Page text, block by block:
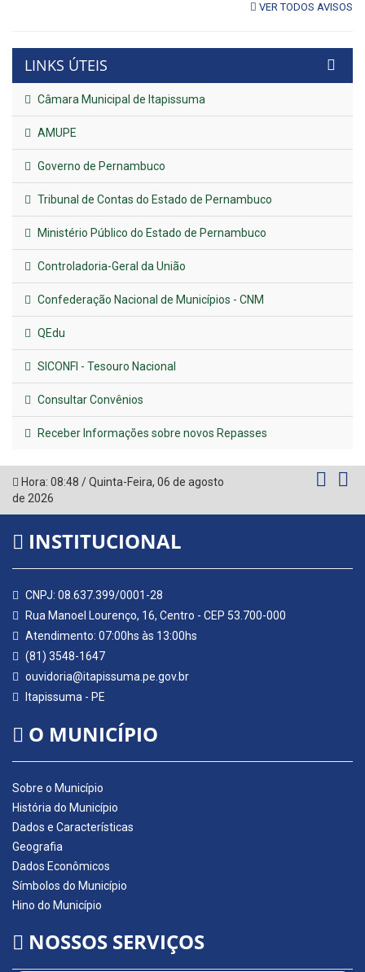
VER TODOS AVISOS
LINKS ÚTEIS
Câmara Municipal de Itapissuma
AMUPE
Governo de Pernambuco
Tribunal de Contas do Estado de Pernambuco
Ministério Público do Estado de Pernambuco
Controladoria-Geral da União
Confederação Nacional de Municípios - CNM
QEdu
SICONFI - Tesouro Nacional
Consultar Convênios
Receber Informações sobre novos Repasses
Hora: 08:48 /Quinta-Feira, 06 de agosto
de 2026
INSTITUCIONAL
CNPJ: 08.637.399/0001-28
Rua Manoel Lourenço, 16, Centro - CEP 53.700-000
Atendimento: 07:00hs às 13:00hs
(81) 3548-1647
ouvidoria@itapissuma.pe.gov.br
Itapissuma - PE
O MUNICÍPIO
Sobre o Município
História do Município
Dados e Características
Geografia
Dados Econômicos
Símbolos do Município
Hino do Município
NOSSOS SERVIÇOS